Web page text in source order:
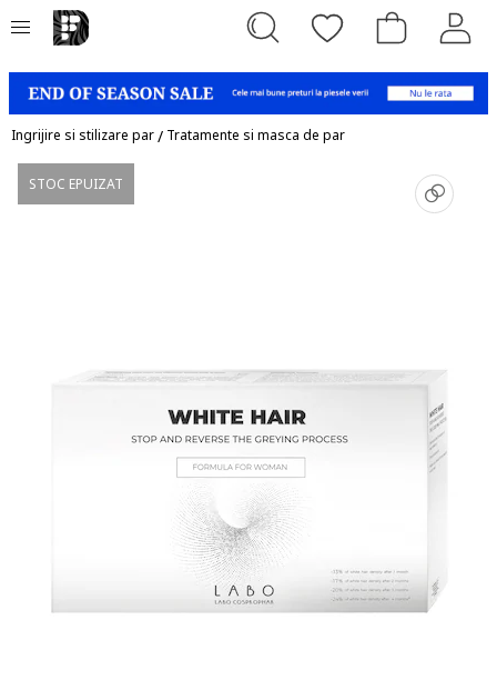
Ingrijire si stilizare par/ Tratamente si masca de par
STOC EPUIZAT